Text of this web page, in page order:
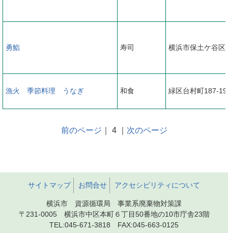
勇鮨 寿司 横浜市保土ケ谷区
漁火 季節料理 うなぎ 和食 緑区台村町187-19
前のページ ｜ 4 ｜ 次のページ
サイトマップ お問合せ アクセシビリティについて
横浜市 資源循環局 事業系廃棄物対策課
〒231-0005 横浜市中区本町６丁目50番地の10市庁舎23階
TEL:045-671-3818 FAX:045-663-0125